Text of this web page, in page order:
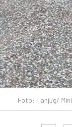
Foto: Tanjug/